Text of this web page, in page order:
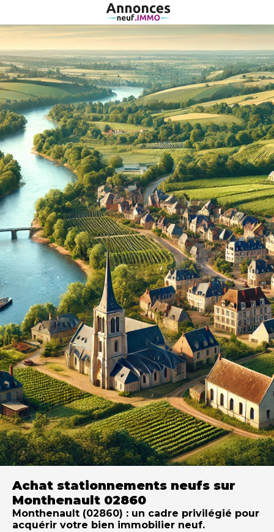
Achat stationnements neufs sur
Monthenault 02860
Monthenault (02860) : un cadre privilégié pour
acquérir votre bien immobilier neuf.